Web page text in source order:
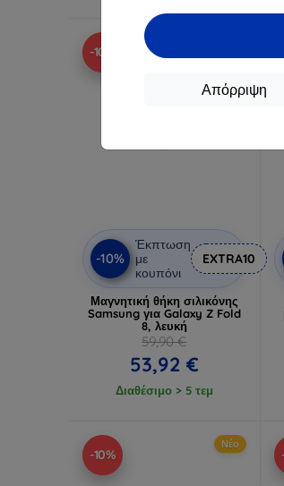
Απόρριψη
-10%
-10%
Έκπτωση
με
κουπόνι
EXTRA10
Μαγνητική θήκη σιλικόνης
Samsung για Galaxy Z Fold
8, λευκή
59,90 €
53,92 €
Διαθέσιμο > 5 τεμ
-10%
Νέο